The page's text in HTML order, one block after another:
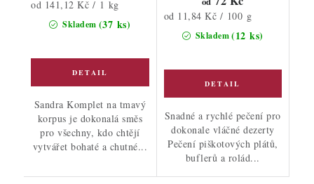
Skladem (37 ks)
Měrná
cena:
od 141,12 Kč / 1 kg
Sandra Komplet na tmavý
korpus je dokonalá směs
pro všechny, kdo chtějí
vytvářet bohaté a chutné...
Skladem(12 ks)
Měrná
cena:
od 11,84 Kč / 100 g
Snadné a rychlé pečení pro
dokonale vláčné dezerty
Pečení piškotových plátů,
buflerů a rolád...